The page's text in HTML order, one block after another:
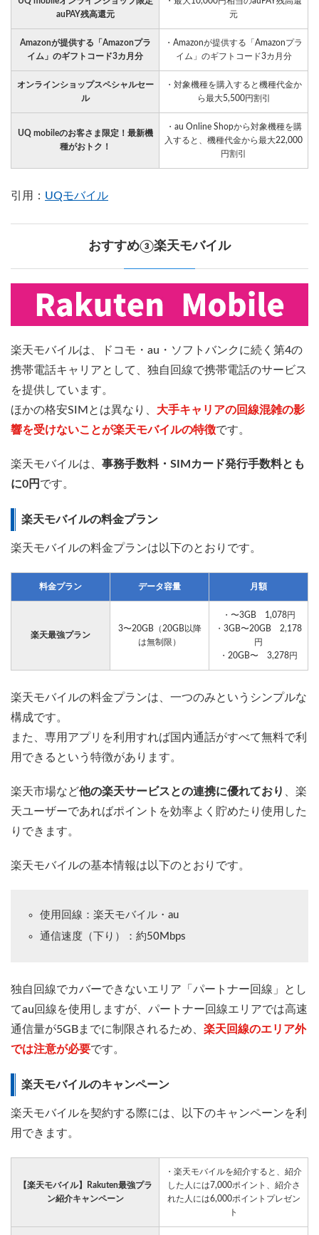
auPAY残高還元
元
Amazonが提供する「Amazonプラ
イム」のギフトコード3カ月分
・Amazonが提供する「Amazonプラ
イム」のギフトコード3カ月分
オンラインショップスペシャルセー
ル
・対象機種を購入すると機種代金か
ら最大5,500円割引
UQ mobileのお客さま限定！最新機
種がおトク！
・au Online Shopから対象機種を購
入すると、機種代金から最大22,000
円割引
引用： UQモバイル
おすすめ③楽天モバイル
楽天モバイルは、ドコモ・au・ソフトバンクに続く第4の
携帯電話キャリアとして、独自回線で携帯電話のサービス
を提供しています。
ほかの格安SIMとは異なり、 大手キャリアの回線混雑の影
響を受けないことが楽天モバイルの特徴です。
楽天モバイルは、 事務手数料・SIMカード発行手数料とも
に0円 です。
楽天モバイルの料金プラン
楽天モバイルの料金プランは以下のとおりです。
料金プラン データ容量 月額
楽天最強プラン
3〜20GB（20GB以降
は無制限）
・〜3GB 1,078円
・3GB〜20GB 2,178
円
・20GB〜 3,278円
楽天モバイルの料金プランは、一つのみというシンプルな
構成です。
また、専用アプリを利用すれば国内通話がすべて無料で利
用できるという特徴があります。
楽天市場など他の楽天サービスとの連携に優れており
、楽
天ユーザーであればポイントを効率よく貯めたり使用した
りできます。
楽天モバイルの基本情報は以下のとおりです。
使用回線：楽天モバイル・au
通信速度（下り）：約50Mbps
独自回線でカバーできないエリア「パートナー回線」とし
てau回線を使用しますが、パートナー回線エリアでは高速
通信量が5GBまでに制限されるため、 楽天回線のエリア外
では注意が必要です。
楽天モバイルのキャンペーン
楽天モバイルを契約する際には、以下のキャンペーンを利
用できます。
【楽天モバイル】Rakuten最強プラ
ン紹介キャンペーン
・楽天モバイルを紹介すると、紹介
した人には7,000ポイント、紹介さ
れた人には6,000ポイントプレゼン
ト